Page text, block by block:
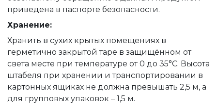
приведена в паспорте безопасности.
Хранение:
Хранить в сухих крытых помещениях в
герметично закрытой таре в защищённом от
света месте при температуре от 0 до 35°C. Высота
штабеля при хранении и транспортировании в
картонных ящиках не должна превышать 2,5 м, а
для групповых упаковок – 1,5 м.